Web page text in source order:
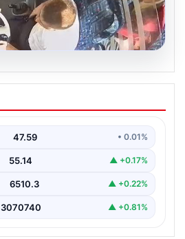
Fenalaşan
Hızlı Müdahalesi
Öner’in hayatı, şoför Sinan
47.59 • 0.01%
55.14 ▲ +0.17%
6510.3 ▲ +0.22%
3070740 ▲ +0.81%